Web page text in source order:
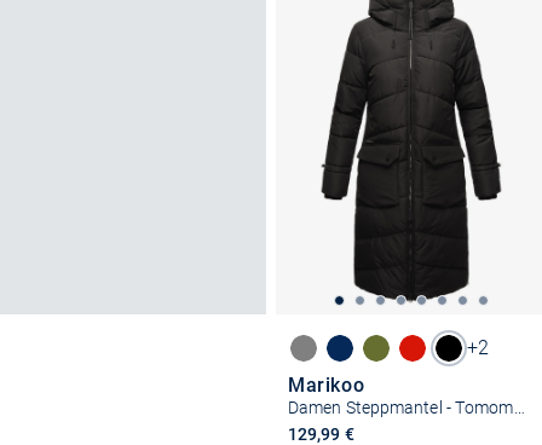
+2
Marikoo
129,99 €